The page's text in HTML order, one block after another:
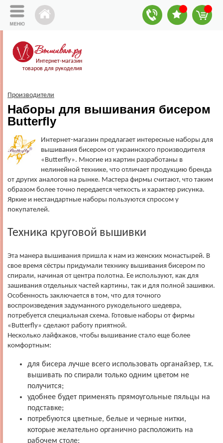
Интернет-магазин
товаров для рукоделия
Производители
Наборы для вышивания бисером
Butterfly
Интернет-магазин предлагает интересные наборы для
вышивания бисером от украинского производителя
«Butterfly». Многие из картин разработаны в
нелинейной технике, что отличает продукцию бренда
от других аналогов на рынке. Мастера фирмы считают, что таким
образом более точно передается четкость и характер рисунка.
Яркие и нестандартные наборы пользуются спросом у
покупателей.
Техника круговой вышивки
Эта манера вышивания пришла к нам из женских монастырей. В
свое время сёстры придумали технику вышивания бисером по
спирали, начиная от центра полотна. Ее используют, как для
зашивания отдельных частей картины, так и для полной зашивки.
Особенность заключается в том, что для точного
воспроизведения задуманного рукодельного шедевра,
потребуется специальная схема. Готовые наборы от фирмы
«Butterfly» сделают работу приятной.
Несколько лайфхаков, чтобы вышивание стало еще более
комфортным:
для бисера лучше всего использовать органайзер, т.к.
вышивать по спирали только одним цветом не
получится;
удобнее будет применять прямоугольные пяльцы на
подставке;
потребуются цветные, белые и черные нитки,
которые желательно органично расположить на
рабочем столе;